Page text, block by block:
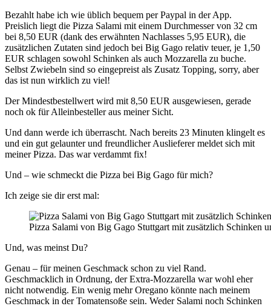
Bezahlt habe ich wie üblich bequem per Paypal in der App.
Preislich liegt die Pizza Salami mit einem Durchmesser von 32 cm
bei 8,50 EUR (dank des erwähnten Nachlasses 5,95 EUR), die
zusätzlichen Zutaten sind jedoch bei Big Gago relativ teuer, je 1,50
EUR schlagen sowohl Schinken als auch Mozzarella zu buche.
Selbst Zwiebeln sind so eingepreist als Zusatz Topping, sorry, aber
das ist nun wirklich zu viel!
Der Mindestbestellwert wird mit 8,50 EUR ausgewiesen, gerade
noch ok für Alleinbesteller aus meiner Sicht.
Und dann werde ich überrascht. Nach bereits 23 Minuten klingelt es
und ein gut gelaunter und freundlicher Auslieferer meldet sich mit
meiner Pizza. Das war verdammt fix!
Und – wie schmeckt die Pizza bei Big Gago für mich?
Ich zeige sie dir erst mal:
Pizza Salami von Big Gago Stuttgart mit zusätzlich Schinken
Und, was meinst Du?
Genau – für meinen Geschmack schon zu viel Rand.
Geschmacklich in Ordnung, der Extra-Mozzarella war wohl eher
nicht notwendig. Ein wenig mehr Oregano könnte nach meinem
Geschmack in der Tomatensoße sein. Weder Salami noch Schinken